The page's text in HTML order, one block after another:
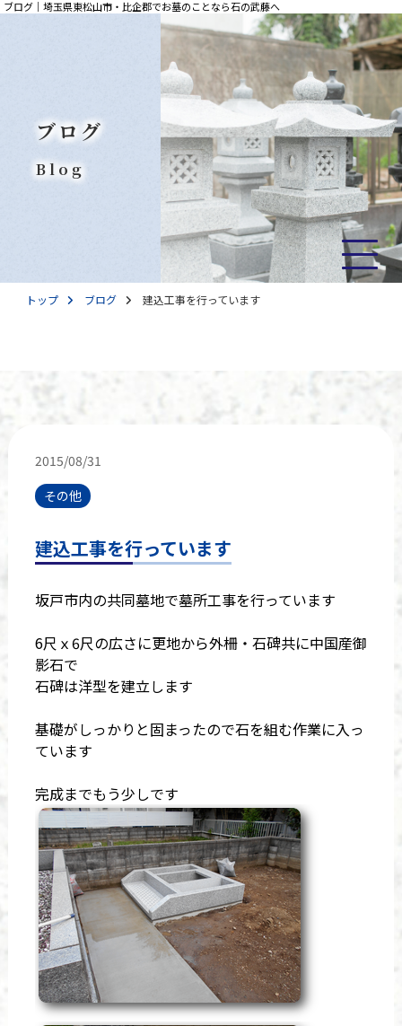
ブログ｜埼玉県東松山市・比企郡でお墓のことなら石の武藤へ
ブログ
Blog
トップ ブログ 建込工事を行っています
2015/08/31
その他
建込工事を行っています
坂戸市内の共同墓地で墓所工事を行っています
6尺ｘ6尺の広さに更地から外柵・石碑共に中国産御
影石で
石碑は洋型を建立します
基礎がしっかりと固まったので石を組む作業に入っ
ています
完成までもう少しです